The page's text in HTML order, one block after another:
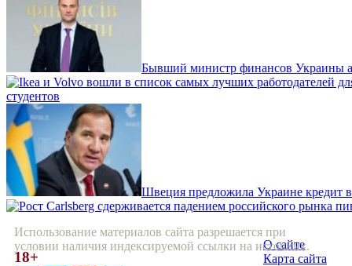
Бывший министр финансов Украины
студентов
Швеция предложила Украине кредит
Использование материалов сайта разрешается при
условии наличия индексируемой ссылки на источник.
18+
О сайте
Карта сайта